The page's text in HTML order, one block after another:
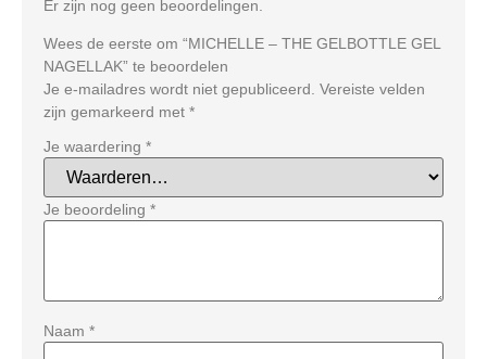
Er zijn nog geen beoordelingen.
Wees de eerste om “MICHELLE – THE GELBOTTLE GEL
NAGELLAK” te beoordelen
Je e-mailadres wordt niet gepubliceerd. Vereiste velden
zijn gemarkeerd met *
Je waardering *
Je beoordeling *
Naam *